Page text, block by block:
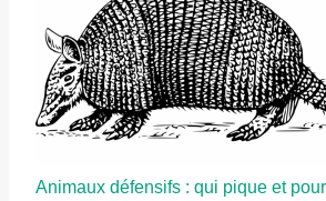
Animaux défensifs : qui pique et